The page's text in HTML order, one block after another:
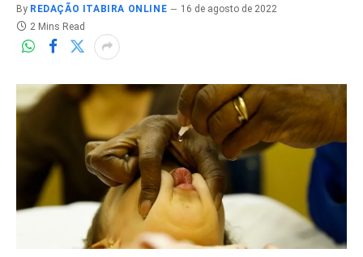
By REDAÇÃO ITABIRA ONLINE
16 de agosto de 2022
2 Mins Read